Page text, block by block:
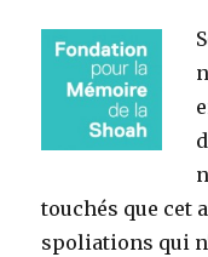
touchés que cet
spoliations qui